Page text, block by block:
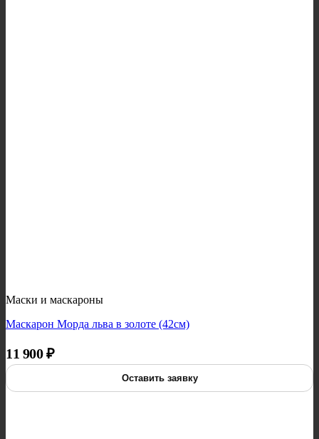
Маски и маскароны
Маскарон Морда льва в золоте (42см)
11 900₽
Оставить заявку